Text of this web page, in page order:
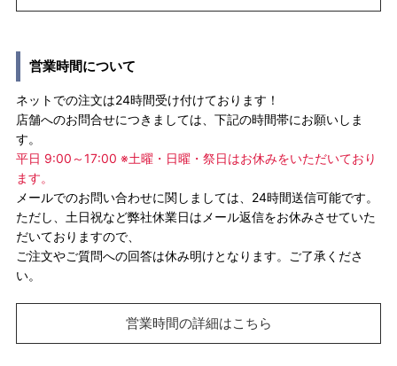
営業時間について
ネットでの注文は24時間受け付けております！
店舗へのお問合せにつきましては、下記の時間帯にお願いしま
す。
平日 9:00～17:00 ※土曜・日曜・祭日はお休みをいただいており
ます。
メールでのお問い合わせに関しましては、24時間送信可能です。
ただし、土日祝など弊社休業日はメール返信をお休みさせていた
だいておりますので、
ご注文やご質問への回答は休み明けとなります。ご了承くださ
い。
営業時間の詳細はこちら